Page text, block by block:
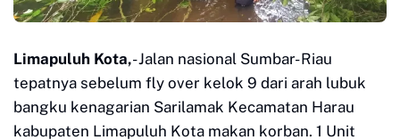
Limapuluh Kota,- Jalan nasional Sumbar- Riau
tepatnya sebelum fly over kelok 9 dari arah lubuk
bangku kenagarian Sarilamak Kecamatan Harau
kabupaten Limapuluh Kota makan korban. 1 Unit